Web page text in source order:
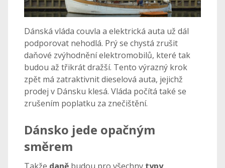
Dánská vláda couvla a elektrická auta už dál
podporovat nehodlá. Prý se chystá zrušit
daňové zvýhodnění elektromobilů, které tak
budou až třikrát dražší. Tento výrazný krok
zpět má zatraktivnit dieselová auta, jejichž
prodej v Dánsku klesá. Vláda počítá také se
zrušením poplatku za znečištění.
Dánsko jede opačným
směrem